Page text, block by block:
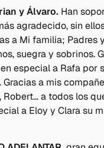
y Álvaro. Han
agradecido, sin
a Mi familia; Padres
suegra y sobrinos.
especial a Rafa por
Gracias a mis
Robert… a todos los
a Eloy y Clara su